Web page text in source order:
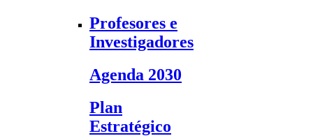
Profesores e
Investigadores
Agenda 2030
Plan
Estratégico